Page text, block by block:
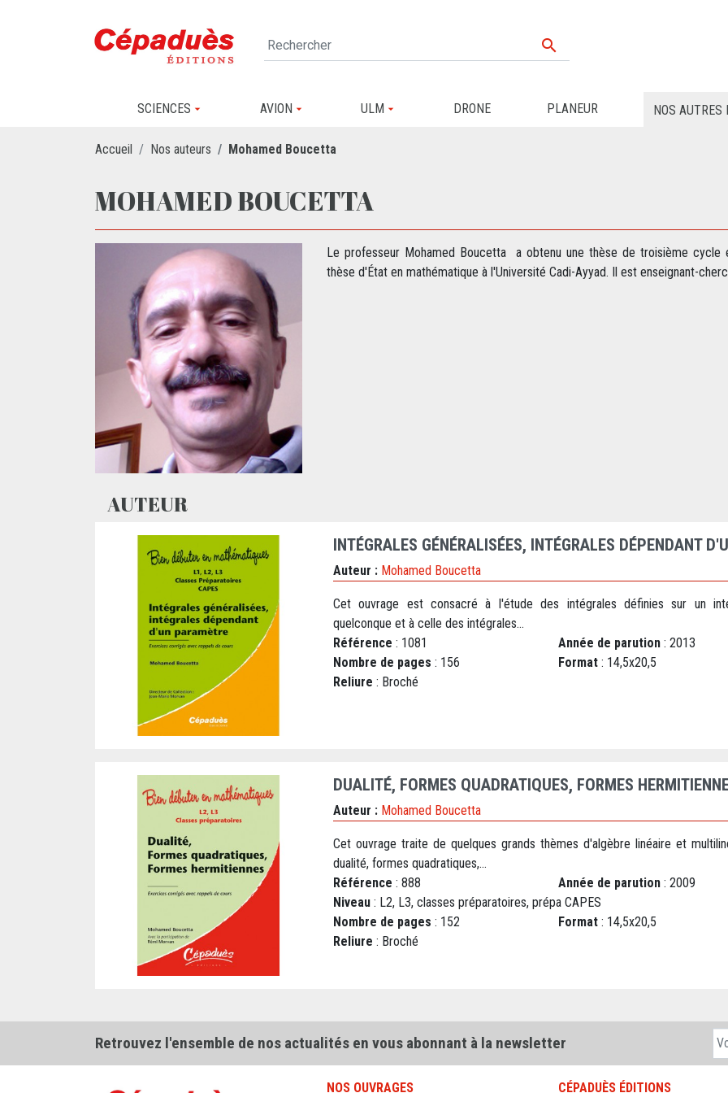

SCIENCES AVION ULM DRONE PLANEUR NOS AUTRES
Accueil Nos auteurs Mohamed Boucetta
MOHAMED BOUCETTA
Le professeur Mohamed Boucetta a obtenu une thèse de troisième cycle
thèse d'État en mathématique à l'Université Cadi-Ayyad. Il est enseignant-
AUTEUR
INTÉGRALES GÉNÉRALISÉES, INTÉGRALES DÉPENDANT
Auteur : Mohamed Boucetta
Cet ouvrage est consacré à l'étude des intégrales définies sur un
quelconque et à celle des intégrales...
Référence : 1081 Année de parution : 2013
Nombre de pages : 156 Format : 14,5x20,5
Reliure : Broché
DUALITÉ, FORMES QUADRATIQUES, FORMES
Auteur : Mohamed Boucetta
Cet ouvrage traite de quelques grands thèmes d'algèbre linéaire et
dualité, formes quadratiques,...
Référence : 888 Année de parution : 2009
Niveau : L2, L3, classes préparatoires, prépa CAPES
Nombre de pages : 152 Format : 14,5x20,5
Reliure : Broché
Retrouvez l'ensemble de nos actualités en vous abonnant à la newsletter
NOS OUVRAGES CÉPADUÈS ÉDITIONS